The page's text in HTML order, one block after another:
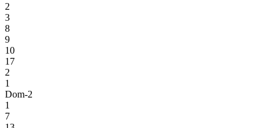
2
3
8
9
10
17
2
1
Dom-2
1
7